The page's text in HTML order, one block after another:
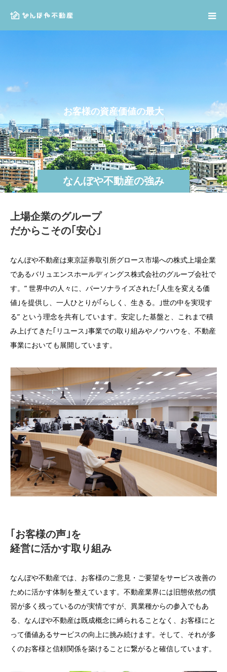
なんぼや不動産の強み
お 客様の資産価値の最⼤化と
上場企業のグループ
だからこその｢安心｣
なんぼや不動産は東京証券取引所グロース市場への株式上場企業
であるバリュエンスホールディングス株式会社のグループ会社で
す。” 世界中の人々に、パーソナライズされた｢人生を変える価
値｣を提供し、一人ひとりが｢らしく、生きる。｣世の中を実現す
る” という理念を共有しています。安定した基盤と、これまで積
み上げてきた｢リユース｣事業での取り組みやノウハウを、不動産
事業においても展開しています。
｢お客様の声｣を
経営に活かす取り組み
なんぼや不動産では、お客様のご意見・ご要望をサービス改善の
ために活かす体制を整えています。不動産業界には旧態依然の慣
習が多く残っているのが実情ですが、異業種からの参入でもあ
る、なんぼや不動産は既成概念に縛られることなく、お客様にと
って価値あるサービスの向上に挑み続けます。そして、それが多
くのお客様と信頼関係を築けることに繋がると確信しています。